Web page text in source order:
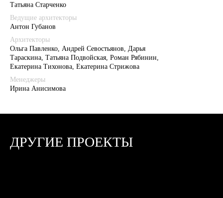
Татьяна Старченко
Ведущие архитекторы
Антон Губанов
Архитекторы
Ольга Павленко, Андрей Севостьянов, Дарья
Тараскина, Татьяна Подвойская, Роман Рябинин,
Екатерина Тихонова, Екатерина Стрижова
Менеджеры
Ирина Анисимова
ДРУГИЕ ПРОЕКТЫ